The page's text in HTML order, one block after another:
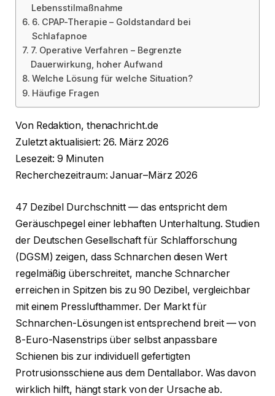
Lebensstilmaßnahme
6. CPAP-Therapie – Goldstandard bei
Schlafapnoe
7. Operative Verfahren – Begrenzte
Dauerwirkung, hoher Aufwand
Welche Lösung für welche Situation?
Häufige Fragen
Von Redaktion, thenachricht.de
Zuletzt aktualisiert: 26. März 2026
Lesezeit: 9 Minuten
Recherchezeitraum: Januar–März 2026
47 Dezibel Durchschnitt — das entspricht dem
Geräuschpegel einer lebhaften Unterhaltung. Studien
der Deutschen Gesellschaft für Schlafforschung
(DGSM) zeigen, dass Schnarchen diesen Wert
regelmäßig überschreitet, manche Schnarcher
erreichen in Spitzen bis zu 90 Dezibel, vergleichbar
mit einem Presslufthammer. Der Markt für
Schnarchen-Lösungen ist entsprechend breit — von
8-Euro-Nasenstrips über selbst anpassbare
Schienen bis zur individuell gefertigten
Protrusionsschiene aus dem Dentallabor. Was davon
wirklich hilft, hängt stark von der Ursache ab.